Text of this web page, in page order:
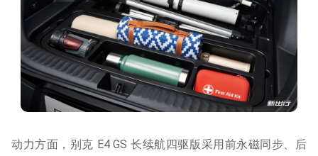
动力方面，别克 E4 GS 长续航四驱版采用前永磁同步、后